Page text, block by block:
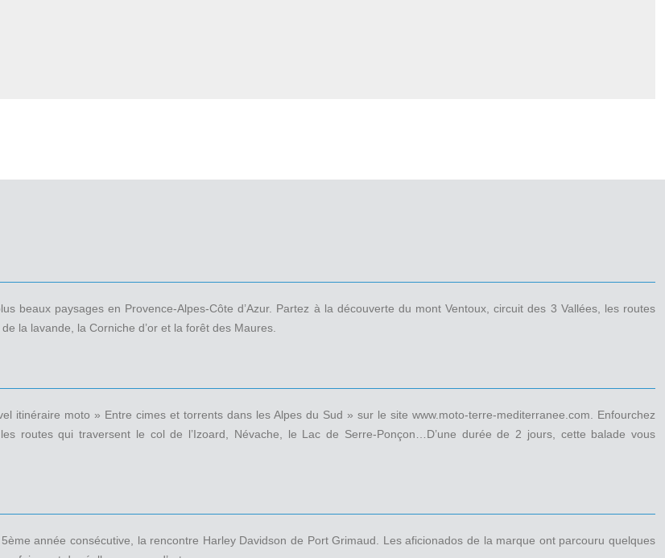
beaux paysages en Provence-Alpes-Côte d’Azur. Partez à la découverte du mont Ventoux, circuit des 3 Vallées, les routes
la lavande, la Corniche d’or et la forêt des Maures.
itinéraire moto » Entre cimes et torrents dans les Alpes du Sud » sur le site www.moto-terre-mediterranee.com. Enfourchez
routes qui traversent le col de l’Izoard, Névache, le Lac de Serre-Ponçon…D’une durée de 2 jours, cette balade vous
année consécutive, la rencontre Harley Davidson de Port Grimaud. Les aficionados de la marque ont parcouru quelques